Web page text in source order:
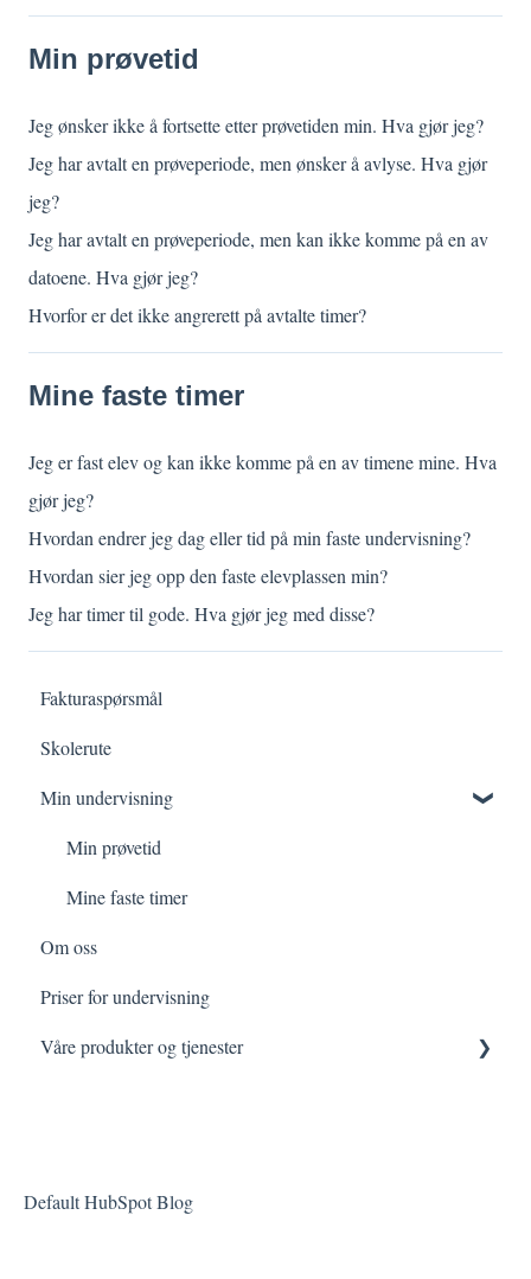
Min prøvetid
Jeg ønsker ikke å fortsette etter prøvetiden min. Hva gjør jeg?
Jeg har avtalt en prøveperiode, men ønsker å avlyse. Hva gjør
jeg?
Jeg har avtalt en prøveperiode, men kan ikke komme på en av
datoene. Hva gjør jeg?
Hvorfor er det ikke angrerett på avtalte timer?
Mine faste timer
Jeg er fast elev og kan ikke komme på en av timene mine. Hva
gjør jeg?
Hvordan endrer jeg dag eller tid på min faste undervisning?
Hvordan sier jeg opp den faste elevplassen min?
Jeg har timer til gode. Hva gjør jeg med disse?
Fakturaspørsmål
Skolerute
Min undervisning
Min prøvetid
Mine faste timer
Om oss
Priser for undervisning
Våre produkter og tjenester
Default HubSpot Blog